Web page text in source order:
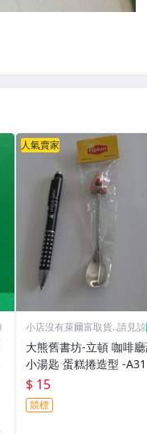
人氣賣家
小店沒有萊爾富取貨..請見諒
大熊舊書坊-立頓 咖啡廳甜品店
小湯匙 蛋糕捲造型 -A31
$ 15
競標